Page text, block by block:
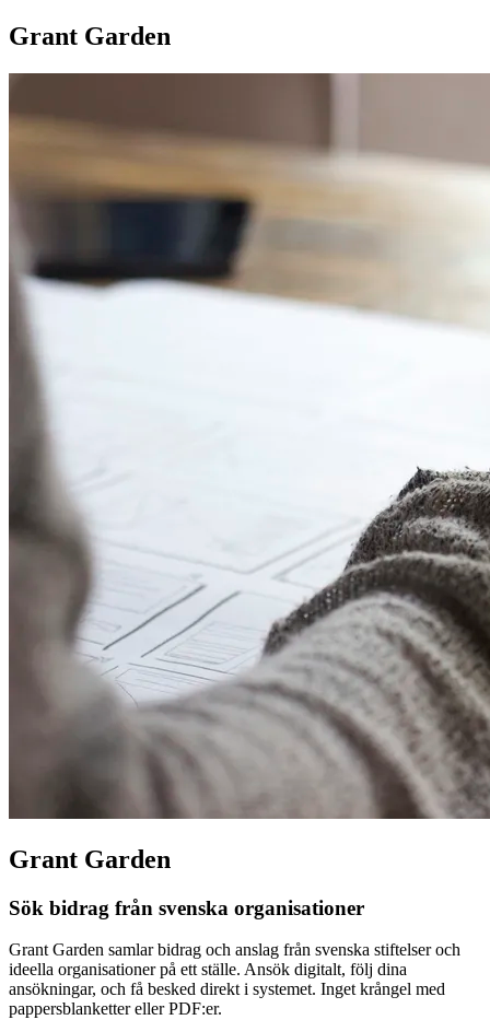
Grant Garden
Grant Garden
Sök bidrag från svenska organisationer
Grant Garden samlar bidrag och anslag från svenska stiftelser och
ideella organisationer på ett ställe. Ansök digitalt, följ dina
ansökningar, och få besked direkt i systemet. Inget krångel med
pappersblanketter eller PDF:er.